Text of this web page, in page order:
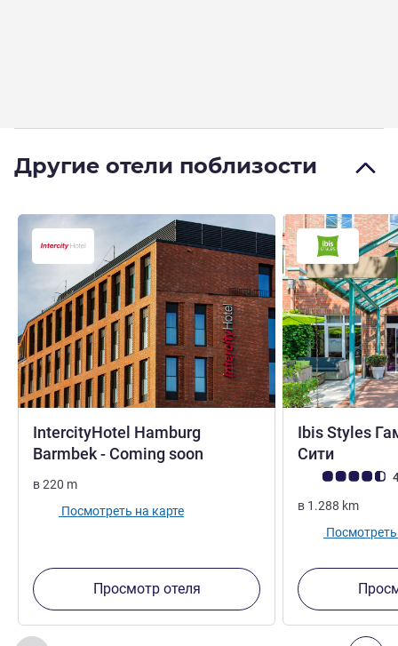
Другие отели поблизости
Страница , Другие отели поблизости 1 :, Другие
IntercityHotel Hamburg
Barmbek - Coming soon
в220 m
Посмотреть на карте
Просмотр отеля
Ibis Styles
Сити
Примечание:
в 1.288 km
Посмотреть